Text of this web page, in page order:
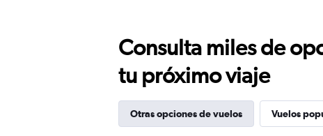
Consulta miles de
tu próximo viaje
Otras opciones de vuelos Vuelos